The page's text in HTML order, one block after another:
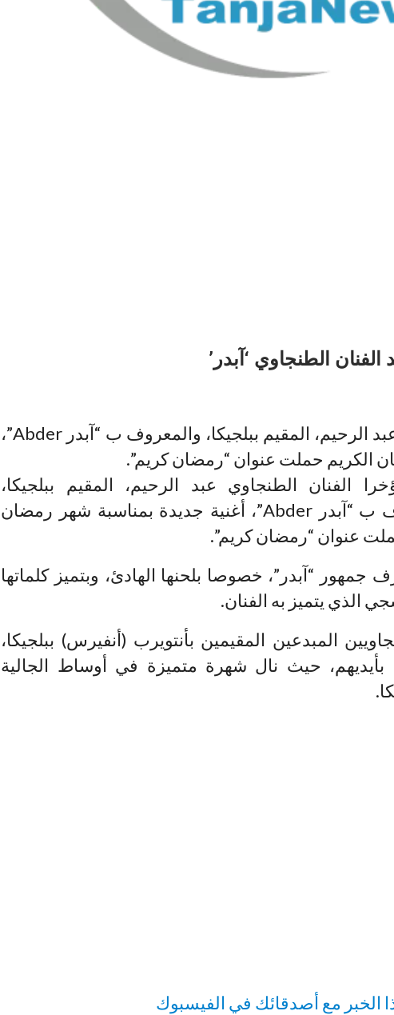
الطنجاوي ‘آبدر’
أصدر مؤخرا الفنان الطنجاوي عبد الرحيم، المقيم ببلجيكا، والمعروف ب “آبدر Abder”،
الكريم حملت عنوان “رمضان كريم”.
الفنان الطنجاوي عبد الرحيم، المقيم ببلجيكا،
والمعروف ب “آبدر Abder”، أغنية جديدة بمناسبة شهر رمضان
عنوان “رمضان كريم”.
“آبدر”، خصوصا بلحنها الهادئ، وبتميز كلماتها
الذي يتميز به الفنان.
المبدعين المقيمين بأنتويرب (أنفيرس) ببلجيكا،
حيث نال شهرة متميزة في أوساط الجالية
الخبر مع أصدقائك في الفيسبوك